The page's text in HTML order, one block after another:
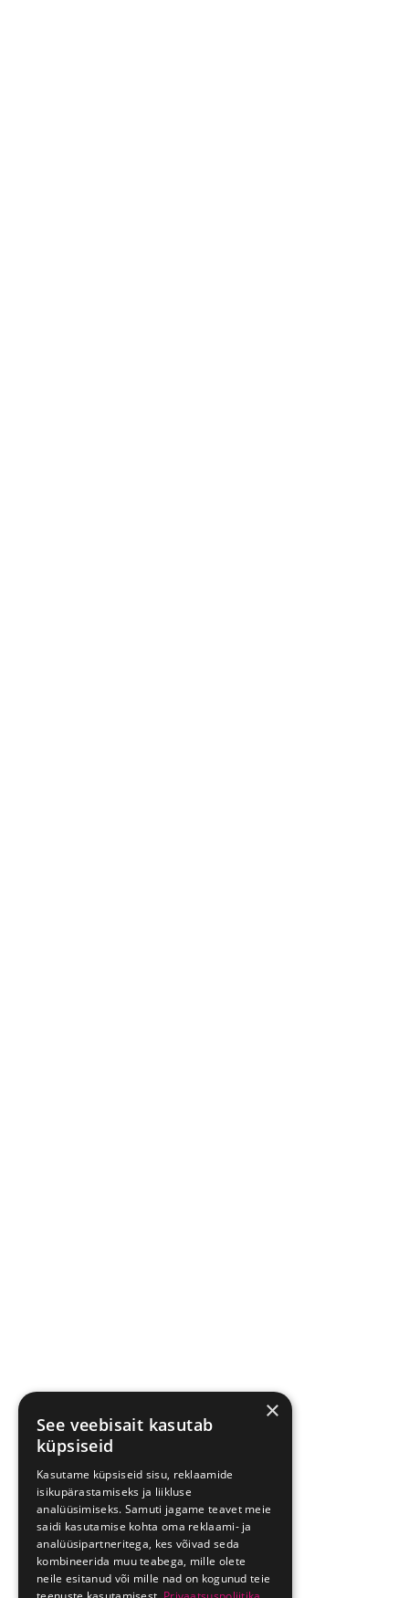
×
See veebisait kasutab
küpsiseid
Kasutame küpsiseid sisu, reklaamide
isikupärastamiseks ja liikluse
analüüsimiseks. Samuti jagame teavet meie
saidi kasutamise kohta oma reklaami- ja
analüüsipartneritega, kes võivad seda
kombineerida muu teabega, mille olete
neile esitanud või mille nad on kogunud teie